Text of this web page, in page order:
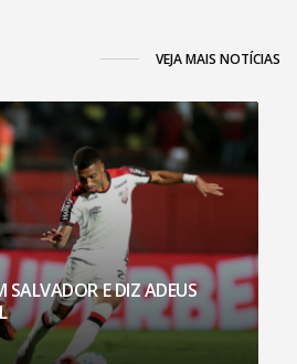
VEJA MAIS NOTÍCIAS
SALVADOR E DIZ ADEUS